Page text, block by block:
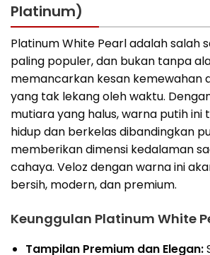
Platinum)
Platinum White Pearl adalah salah
paling populer, dan bukan tanpa
memancarkan kesan kemewahan
yang tak lekang oleh waktu.
mutiara yang halus, warna putih ini
hidup dan berkelas dibandingkan
memberikan dimensi kedalaman
cahaya. Veloz dengan warna ini
bersih, modern, dan premium.
Keunggulan Platinum White
Tampilan Premium dan Elegan: